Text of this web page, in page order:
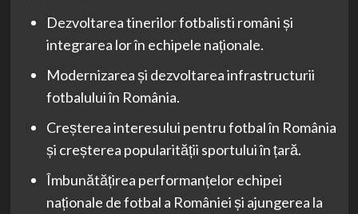
Dezvoltarea tinerilor fotbalisti români și
integrarea lor în echipele naționale.
Modernizarea și dezvoltarea infrastructurii
fotbalului în România.
Creșterea interesului pentru fotbal în România
și creșterea popularității sportului în țară.
Îmbunătățirea performanțelor echipei
naționale de fotbal a României și ajungerea la